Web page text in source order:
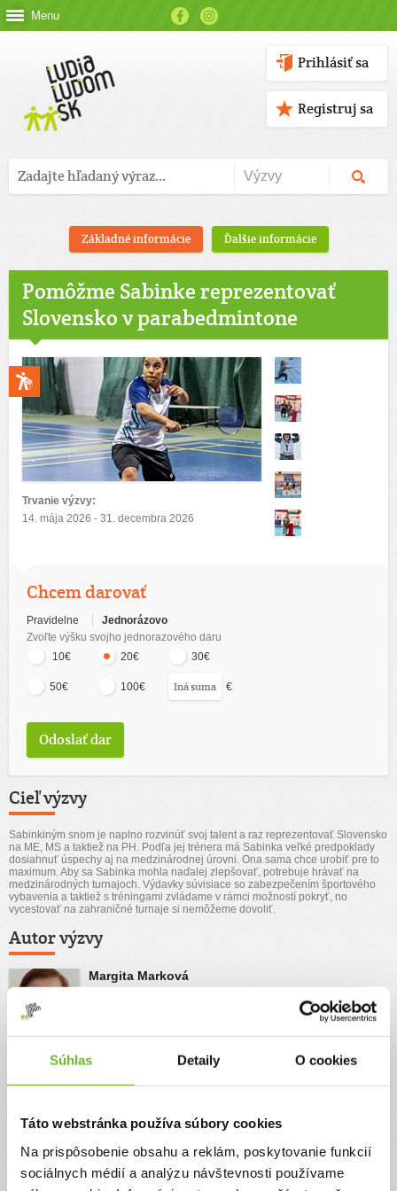
Súhlas Detaily O cookies
Táto webstránka používa súbory cookies
Na prispôsobenie obsahu a reklám, poskytovanie funkcií
sociálnych médií a analýzu návštevnosti používame
Menu
Prihlásiť sa
Registruj sa
Základné informácie Ďalšie informácie
Pomôžme Sabinke reprezentovať
Slovensko v parabedmintone
Trvanie výzvy:
14. mája 2026 - 31. decembra 2026
Chcem darovať
Pravidelne
Jednorázovo
Zvoľte výšku svojho jednorazového daru
10€
20€ 30€
50€ 100€ €
Cieľ výzvy
Sabinkiným snom je naplno rozvinúť svoj talent a raz reprezentovať Slovensko
na ME, MS a taktiež na PH. Podľa jej trénera má Sabinka veľké predpoklady
dosiahnuť úspechy aj na medzinárodnej úrovni. Ona sama chce urobiť pre to
maximum. Aby sa Sabinka mohla naďalej zlepšovať, potrebuje hrávať na
medzinárodných turnajoch. Výdavky súvisiace so zabezpečením športového
vybavenia a taktiež s tréningami zvládame v rámci možností pokryť, no
vycestovať na zahraničné turnaje si nemôžeme dovoliť.
Autor výzvy
Margita Marková
Príbeh
parabedmintone
Sabinka je mladé dievča s diagnózou achondroplázia, ktoré napriek
životným prekážkam úspešne rozvíja svoj športový talent. Po rokoch
hľadania našla svoju vášeň v parabedmintone, kde dnes dosahuje